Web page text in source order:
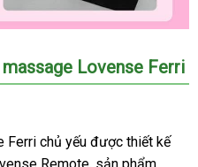
Lovense Ferri
Ferri chủ yếu địa
được thiết kếxuất